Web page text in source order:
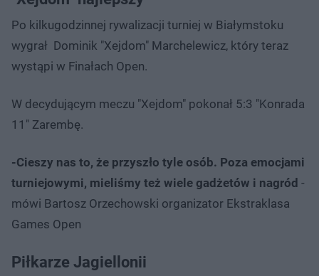
Po kilkugodzinnej rywalizacji turniej w Białymstoku
wygrał Dominik "Xejdom" Marchelewicz, który teraz
wystąpi w Finałach Open.
W decydującym meczu "Xejdom" pokonał 5:3 "Konrada
11" Zarembę.
-Cieszy nas to, że przyszło tyle osób. Poza emocjami
turniejowymi, mieliśmy też wiele gadżetów i nagród -
mówi Bartosz Orzechowski organizator Ekstraklasa
Games Open
Piłkarze Jagiellonii